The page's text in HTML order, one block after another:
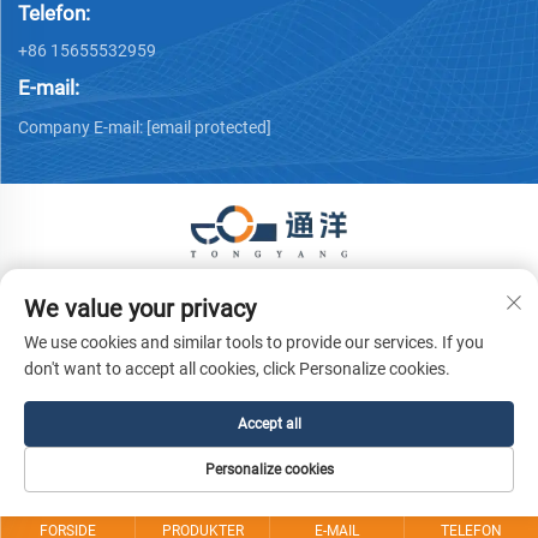
Telefon:
+86 15655532959
E-mail:
Company E-mail: [email protected]
Copyright © 2026 Ma 'anshan Tongyang Machinery Equipment
Co., Ltd. Alle rettigheder forbeholdes.
FORSIDE PRODUKTER E-MAIL TELEFON
We value your privacy
We use cookies and similar tools to provide our services. If you
don't want to accept all cookies, click Personalize cookies.
Personalize cookies
Accept all